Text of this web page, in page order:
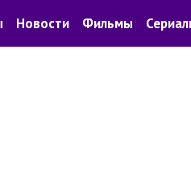
Новости Фильмы